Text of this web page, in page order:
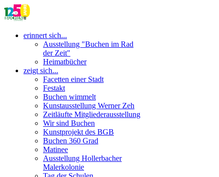
erinnert sich...
Ausstellung "Buchen im Rad
der Zeit"
Heimatbücher
zeigt sich...
Facetten einer Stadt
Festakt
Buchen wimmelt
Kunstausstellung Werner Zeh
Zeitläufte Mitgliederausstellung
Wir sind Buchen
Kunstprojekt des BGB
Buchen 360 Grad
Matinee
Ausstellung Hollerbacher
Malerkolonie